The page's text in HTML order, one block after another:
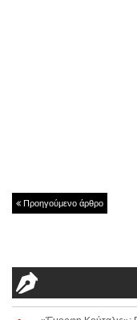
Προηγούμενο άρθρο